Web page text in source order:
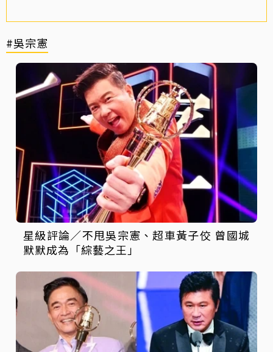
#吳宗憲
星級評論／不甩吳宗憲、超車黃子佼 曾國城
默默成為「綜藝之王」